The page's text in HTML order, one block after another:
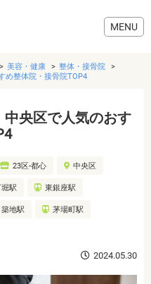
美容・健康
整体・接骨院
め整体院・接骨院TOP4
中央区で人気のおす
23区-都心 中央区
駅 東銀座駅
築地駅 茅場町駅
2024.05.30